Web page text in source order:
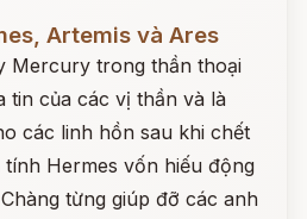
Artemis và Ares
Mercury trong thần thoại
tin của các vị thần và là
các linh hồn sau khi chết
Hermes vốn hiếu động
từng giúp đỡ các anh